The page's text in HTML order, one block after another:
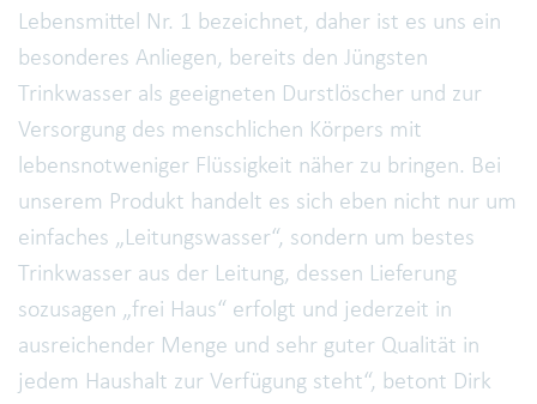
Lebensmittel Nr. 1 bezeichnet, daher ist es uns ein
besonderes Anliegen, bereits den Jüngsten
Trinkwasser als geeigneten Durstlöscher und zur
Versorgung des menschlichen Körpers mit
lebensnotweniger Flüssigkeit näher zu bringen. Bei
unserem Produkt handelt es sich eben nicht nur um
einfaches „Leitungswasser“, sondern um bestes
Trinkwasser aus der Leitung, dessen Lieferung
sozusagen „frei Haus“ erfolgt und jederzeit in
ausreichender Menge und sehr guter Qualität in
jedem Haushalt zur Verfügung steht“, betont Dirk